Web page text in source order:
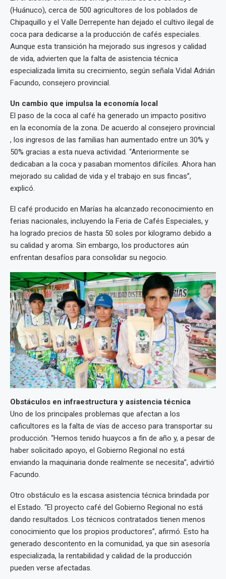
(Huánuco), cerca de 500 agricultores de los poblados de
Chipaquillo y el Valle Derrepente han dejado el cultivo ilegal de
coca para dedicarse a la producción de cafés especiales.
Aunque esta transición ha mejorado sus ingresos y calidad
de vida, advierten que la falta de asistencia técnica
especializada limita su crecimiento, según señala Vidal Adrián
Facundo, consejero provincial.
Un cambio que impulsa la economía local
El paso de la coca al café ha generado un impacto positivo
en la economía de la zona. De acuerdo al consejero provincial
, los ingresos de las familias han aumentado entre un 30% y
50% gracias a esta nueva actividad. “Anteriormente se
dedicaban a la coca y pasaban momentos difíciles. Ahora han
mejorado su calidad de vida y el trabajo en sus fincas”,
explicó.
El café producido en Marías ha alcanzado reconocimiento en
ferias nacionales, incluyendo la Feria de Cafés Especiales, y
ha logrado precios de hasta 50 soles por kilogramo debido a
su calidad y aroma. Sin embargo, los productores aún
enfrentan desafíos para consolidar su negocio.
Obstáculos en infraestructura y asistencia técnica
Uno de los principales problemas que afectan a los
caficultores es la falta de vías de acceso para transportar su
producción. “Hemos tenido huaycos a fin de año y, a pesar de
haber solicitado apoyo, el Gobierno Regional no está
enviando la maquinaria donde realmente se necesita”, advirtió
Facundo.
Otro obstáculo es la escasa asistencia técnica brindada por
el Estado. “El proyecto café del Gobierno Regional no está
dando resultados. Los técnicos contratados tienen menos
conocimiento que los propios productores”, afirmó. Esto ha
generado descontento en la comunidad, ya que sin asesoría
especializada, la rentabilidad y calidad de la producción
pueden verse afectadas.